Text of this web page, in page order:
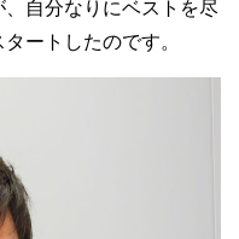
自分なりにベストを尽
ートしたのです。